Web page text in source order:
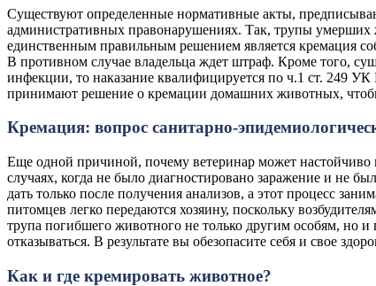
Существуют определенные нормативные акты,
административных правонарушениях. Так, трупы умерших
единственным правильным решением является кремация
В противном случае владельца ждет штраф. Кроме того,
инфекции, то наказание квалифицируется по ч.1 ст. 249
принимают решение о кремации домашних животных,
Кремация: вопрос санитарно-
Еще одной причиной, почему ветеринар может настойчиво
случаях, когда не было диагностировано заражение и не
дать только после получения анализов, а этот процесс
питомцев легко передаются хозяину, поскольку
трупа погибшего животного не только другим особям, но
отказываться. В результате вы обезопасите себя и свое
Как и где кремировать животное?